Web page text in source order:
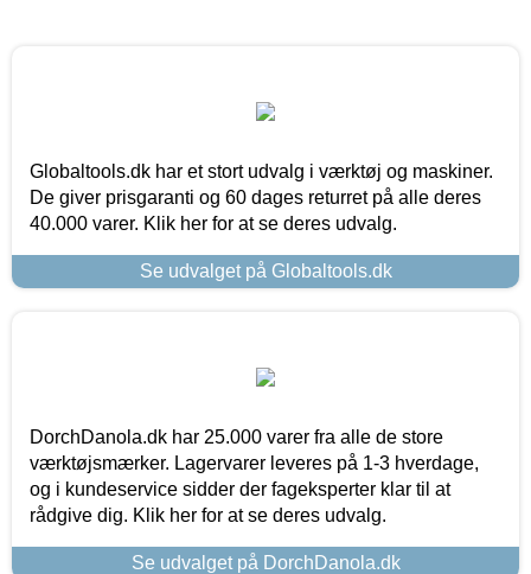
Globaltools.dk har et stort udvalg i værktøj og maskiner.
De giver prisgaranti og 60 dages returret på alle deres
40.000 varer. Klik her for at se deres udvalg.
Se udvalget på Globaltools.dk
DorchDanola.dk har 25.000 varer fra alle de store
værktøjsmærker. Lagervarer leveres på 1-3 hverdage,
og i kundeservice sidder der fageksperter klar til at
rådgive dig. Klik her for at se deres udvalg.
Se udvalget på DorchDanola.dk